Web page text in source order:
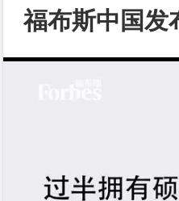
福布斯中国发